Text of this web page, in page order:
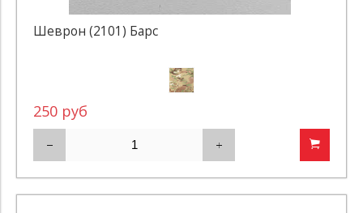
Шеврон (2101) Барс
250 руб